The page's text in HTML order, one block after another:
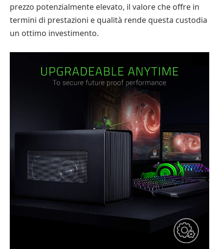
prezzo potenzialmente elevato, il valore che offre in
termini di prestazioni e qualità rende questa custodia
un ottimo investimento.